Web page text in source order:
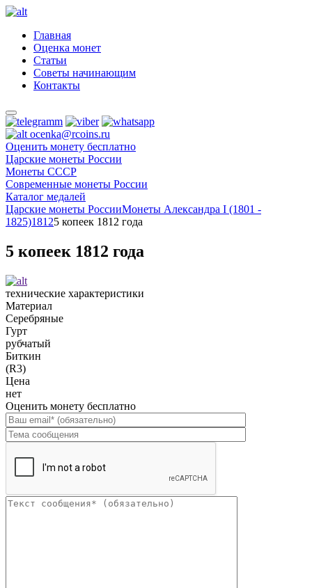
Главная
Оценка монет
Статьи
Советы начинающим
Контакты
ocenka@rcoins.ru
Оценить монету бесплатно
Царские монеты России
Монеты СССР
Современные монеты России
Каталог медалей
Царские монеты РоссииМонеты Александра I (1801 -
1825)18125 копеек 1812 года
5 копеек 1812 года
технические характеристики
Материал
Серебряные
Гурт
рубчатый
Биткин
(R3)
Цена
нет
Оценить монету бесплатно